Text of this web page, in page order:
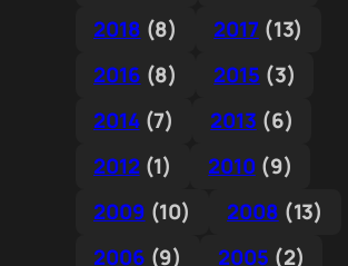
2018 (8) 2017(13)
2016 (8) 2015 (3)
2014(7) 2013 (6)
2012(1) 2010(9)
2009 (10) 2008 (13)
2006 (9) 2005 (2)